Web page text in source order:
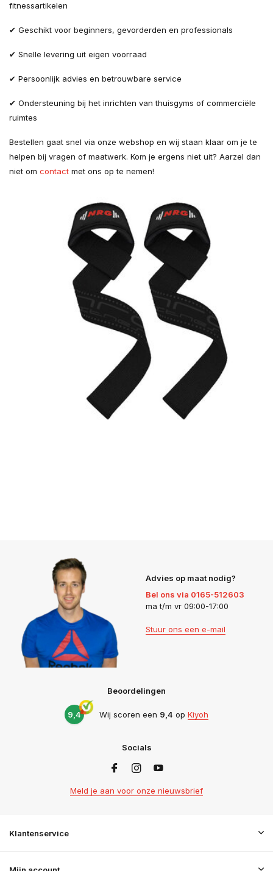
fitnessartikelen
✔ Geschikt voor beginners, gevorderden en professionals
✔ Snelle levering uit eigen voorraad
✔ Persoonlijk advies en betrouwbare service
✔ Ondersteuning bij het inrichten van thuisgyms of commerciële
ruimtes
Bestellen gaat snel via onze webshop en wij staan klaar om je te
helpen bij vragen of maatwerk. Kom je ergens niet uit? Aarzel dan
niet om contact met ons op te nemen!
Advies op maat nodig?
Bel ons via 0165-512603
ma t/m vr 09:00-17:00
Stuur ons een e-mail
Beoordelingen
9,4 Wij scoren een 9,4 op Kiyoh
Socials
Meld je aan voor onze nieuwsbrief
Klantenservice